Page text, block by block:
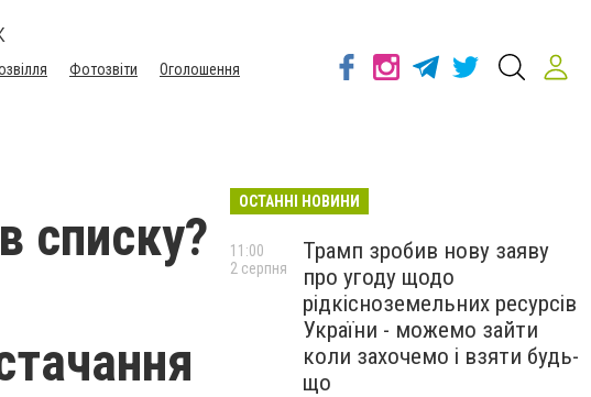
Фотозвіти
Оголошення
списку?
ОСТАННІ НОВИНИ
Трамп зробив нову заяву
про угоду щодо
рідкісноземельних ресурсів
України - можемо зайти
коли захочемо і взяти будь-
що
11:00
2 серпня